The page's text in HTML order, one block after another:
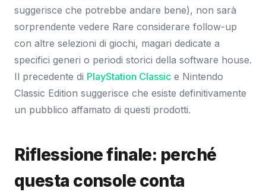
suggerisce che potrebbe andare bene), non sarà
sorprendente vedere Rare considerare follow-up
con altre selezioni di giochi, magari dedicate a
specifici generi o periodi storici della software house.
Il precedente di PlayStation Classic e Nintendo
Classic Edition suggerisce che esiste definitivamente
un pubblico affamato di questi prodotti.
Riflessione finale: perché
questa console conta